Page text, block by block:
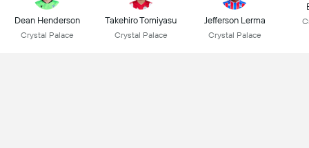
Dean Henderson
Crystal Palace
Takehiro Tomiyasu
Crystal Palace
Jefferson Lerma
Crystal Palace